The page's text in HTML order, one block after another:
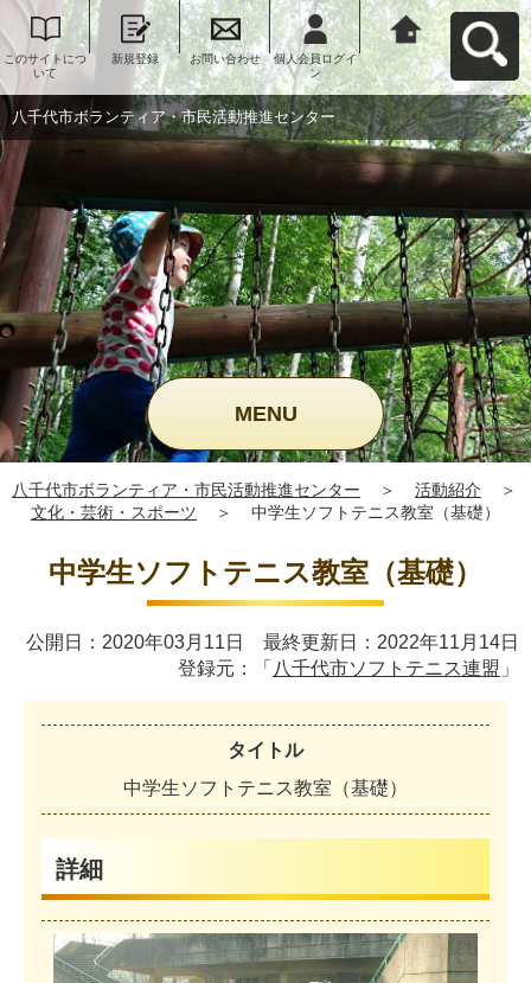
このサイトにつ
いて
新規登録 お問い合わせ
個人会員ログイ
ン
八千代市ボラン
ティア・市民活
動推進センター
へ戻る
八千代市ボランティア・市民活動推進センター
MENU
八千代市ボランティア・市民活動推進センター ＞ 活動紹介
＞
文化・芸術・スポーツ
＞ 中学生ソフトテニス教室（基礎）
中学生ソフトテニス教室（基礎）
公開日：2020年03月11日 最終更新日：2022年11月14日
登録元：「 八千代市ソフトテニス連盟 」
タイトル
中学生ソフ ト テニ ス教室 （基礎）
詳細